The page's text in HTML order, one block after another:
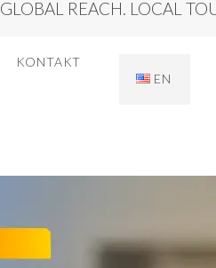
GLOBAL REACH. LOCAL
KONTAKT
EN